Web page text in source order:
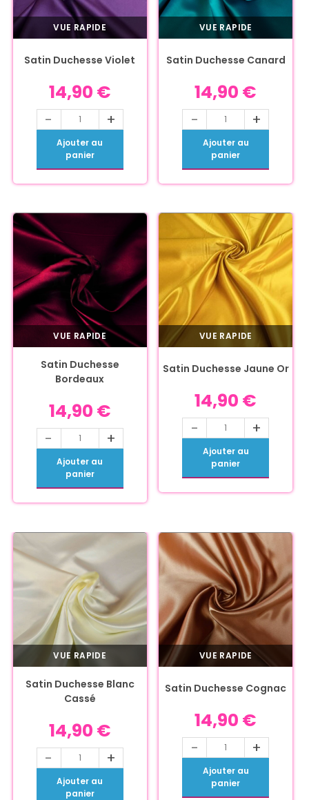
VUE RAPIDE
Satin Duchesse Violet
14,90 €
- +
Ajouter au
panier
VUE RAPIDE
Satin Duchesse Canard
14,90 €
- +
Ajouter au
panier
VUE RAPIDE
Satin Duchesse
Bordeaux
14,90 €
- +
Ajouter au
panier
VUE RAPIDE
Satin Duchesse Jaune Or
14,90 €
- +
Ajouter au
panier
VUE RAPIDE
Satin Duchesse Blanc
Cassé
14,90 €
- +
Ajouter au
panier
VUE RAPIDE
Satin Duchesse Cognac
14,90 €
- +
Ajouter au
panier